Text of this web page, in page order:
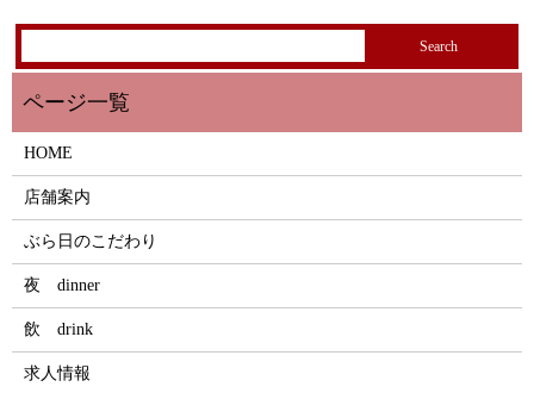
HOME
店舗案内
ぶら日のこだわり
夜 dinner
飲 drink
求人情報